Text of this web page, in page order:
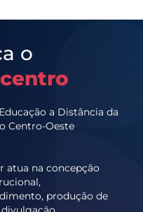
o
a Distância da
Centro-Oeste
atua na concepção
produção de